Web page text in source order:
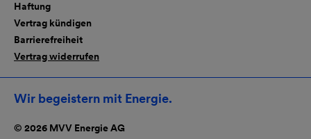
Haftung
Vertrag kündigen
Barrierefreiheit
Vertrag widerrufen
Wir begeistern mit Energie.
© 2026 MVV Energie AG